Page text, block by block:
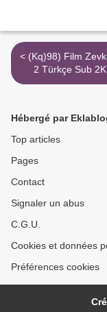
< (Kq)98) Film Zevkin Kitabı
2 Türkçe Sub
Torrent Magnet
Hébergé par
Top articles
Pages
Contact
Signaler un abus
C.G.U.
Cookies et données
Préférences cookies